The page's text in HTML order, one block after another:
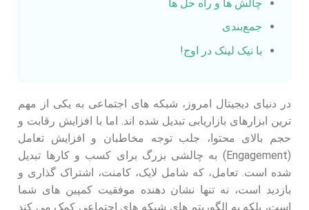
چالش‌ ها و راه‌ حل‌ ها
جمع‌بندی
با نیک لینک در اوج!
در دنیای دیجیتال امروز، شبکه‌ های اجتماعی به یکی از مهم‌
ترین ابزارهای بازاریابی تبدیل شده‌ اند. اما با افزایش رقابت و
حجم بالای محتوا، جلب توجه مخاطبان و افزایش تعامل
(Engagement) به چالشی بزرگ برای کسب‌ و کارها تبدیل
شده است. تعامل، که شامل لایک، کامنت، اشتراک‌ گذاری و
بازدید است، نه‌ تنها نشان‌ دهنده موفقیت کمپین‌ های شما
است، بلکه به الگوریتم‌ های شبکه‌ های اجتماعی کمک می‌ کند